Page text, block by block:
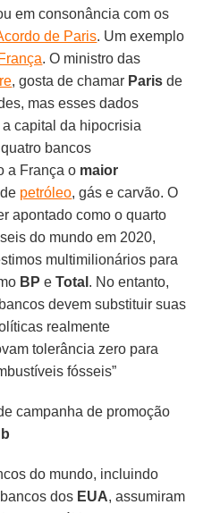
em consonância com os
de Paris. Um exemplo
França. O ministro das
, gosta de chamar Paris de
mas esses dados
capital da hipocrisia
bancos
a França o maior
de petróleo, gás e carvão. O
apontado como o quarto
do mundo em 2020,
multimilionários para
BP eTotal . No entanto,
devem substituir suas
realmente
tolerância zero para
fósseis”
campanha de promoção
do mundo, incluindo
dos EUA, assumiram